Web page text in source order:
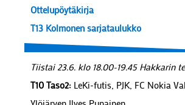
Ottelupöytäkirja
T13 Kolmonen sarjataulukko
Tiistai 23.6. klo 18.00-19.45 Hakkarin
T10 Taso2: LeKi-futis, PJK, FC Nokia